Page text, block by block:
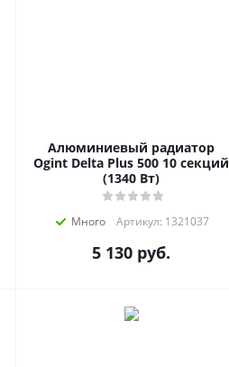
Алюминиевый радиатор
Ogint Delta Plus 500 10 секций
(1340 Вт)
Много Артикул: 1321037
5 130 руб.